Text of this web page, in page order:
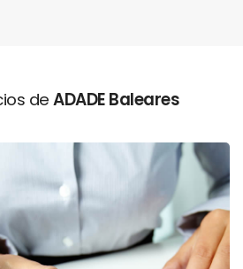
deADADE Baleares